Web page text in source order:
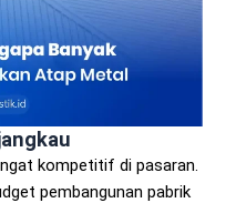
kompetitif di pasaran.
pembangunan pabrik